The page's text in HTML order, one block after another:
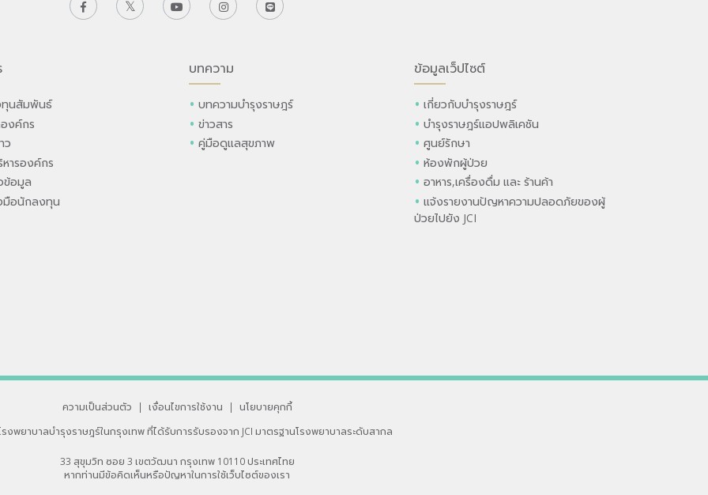
นสัมพันธ์
งค์กร
ว
หารองค์กร
ข้อมูล
มือนักลงทุน
บทความ
บทความบำรุงราษฎร์
ข่าวสาร
คู่มือดูแลสุขภาพ
ข้อมูลเว็ปไซต์
เกี่ยวกับบำรุงราษฎร์
บำรุงราษฎร์แอปพลิเคชัน
ศูนย์รักษา
ห้องพักผู้ป่วย
อาหาร,เครื่องดื่ม และ ร้านค้า
แจ้งรายงานปัญหาความปลอดภัยของผู้
ป่วยไปยัง JCI
ความเป็นส่วนตัว | เงื่อนไขการใช้งาน |
นโยบายคุกกี้
งพยาบาลบำรุงราษฎร์ในกรุงเทพที่ได้รับการรับรองจาก JCI มาตรฐานโรงพยาบาลระดับสากล
33 สุขุมวิท ซอย 3 เขตวัฒนา กรุงเทพ 10110 ประเทศไทย
หากท่านมีข้อคิดเห็นหรือปัญหาในการใช้เว็บไซต์ของเรา